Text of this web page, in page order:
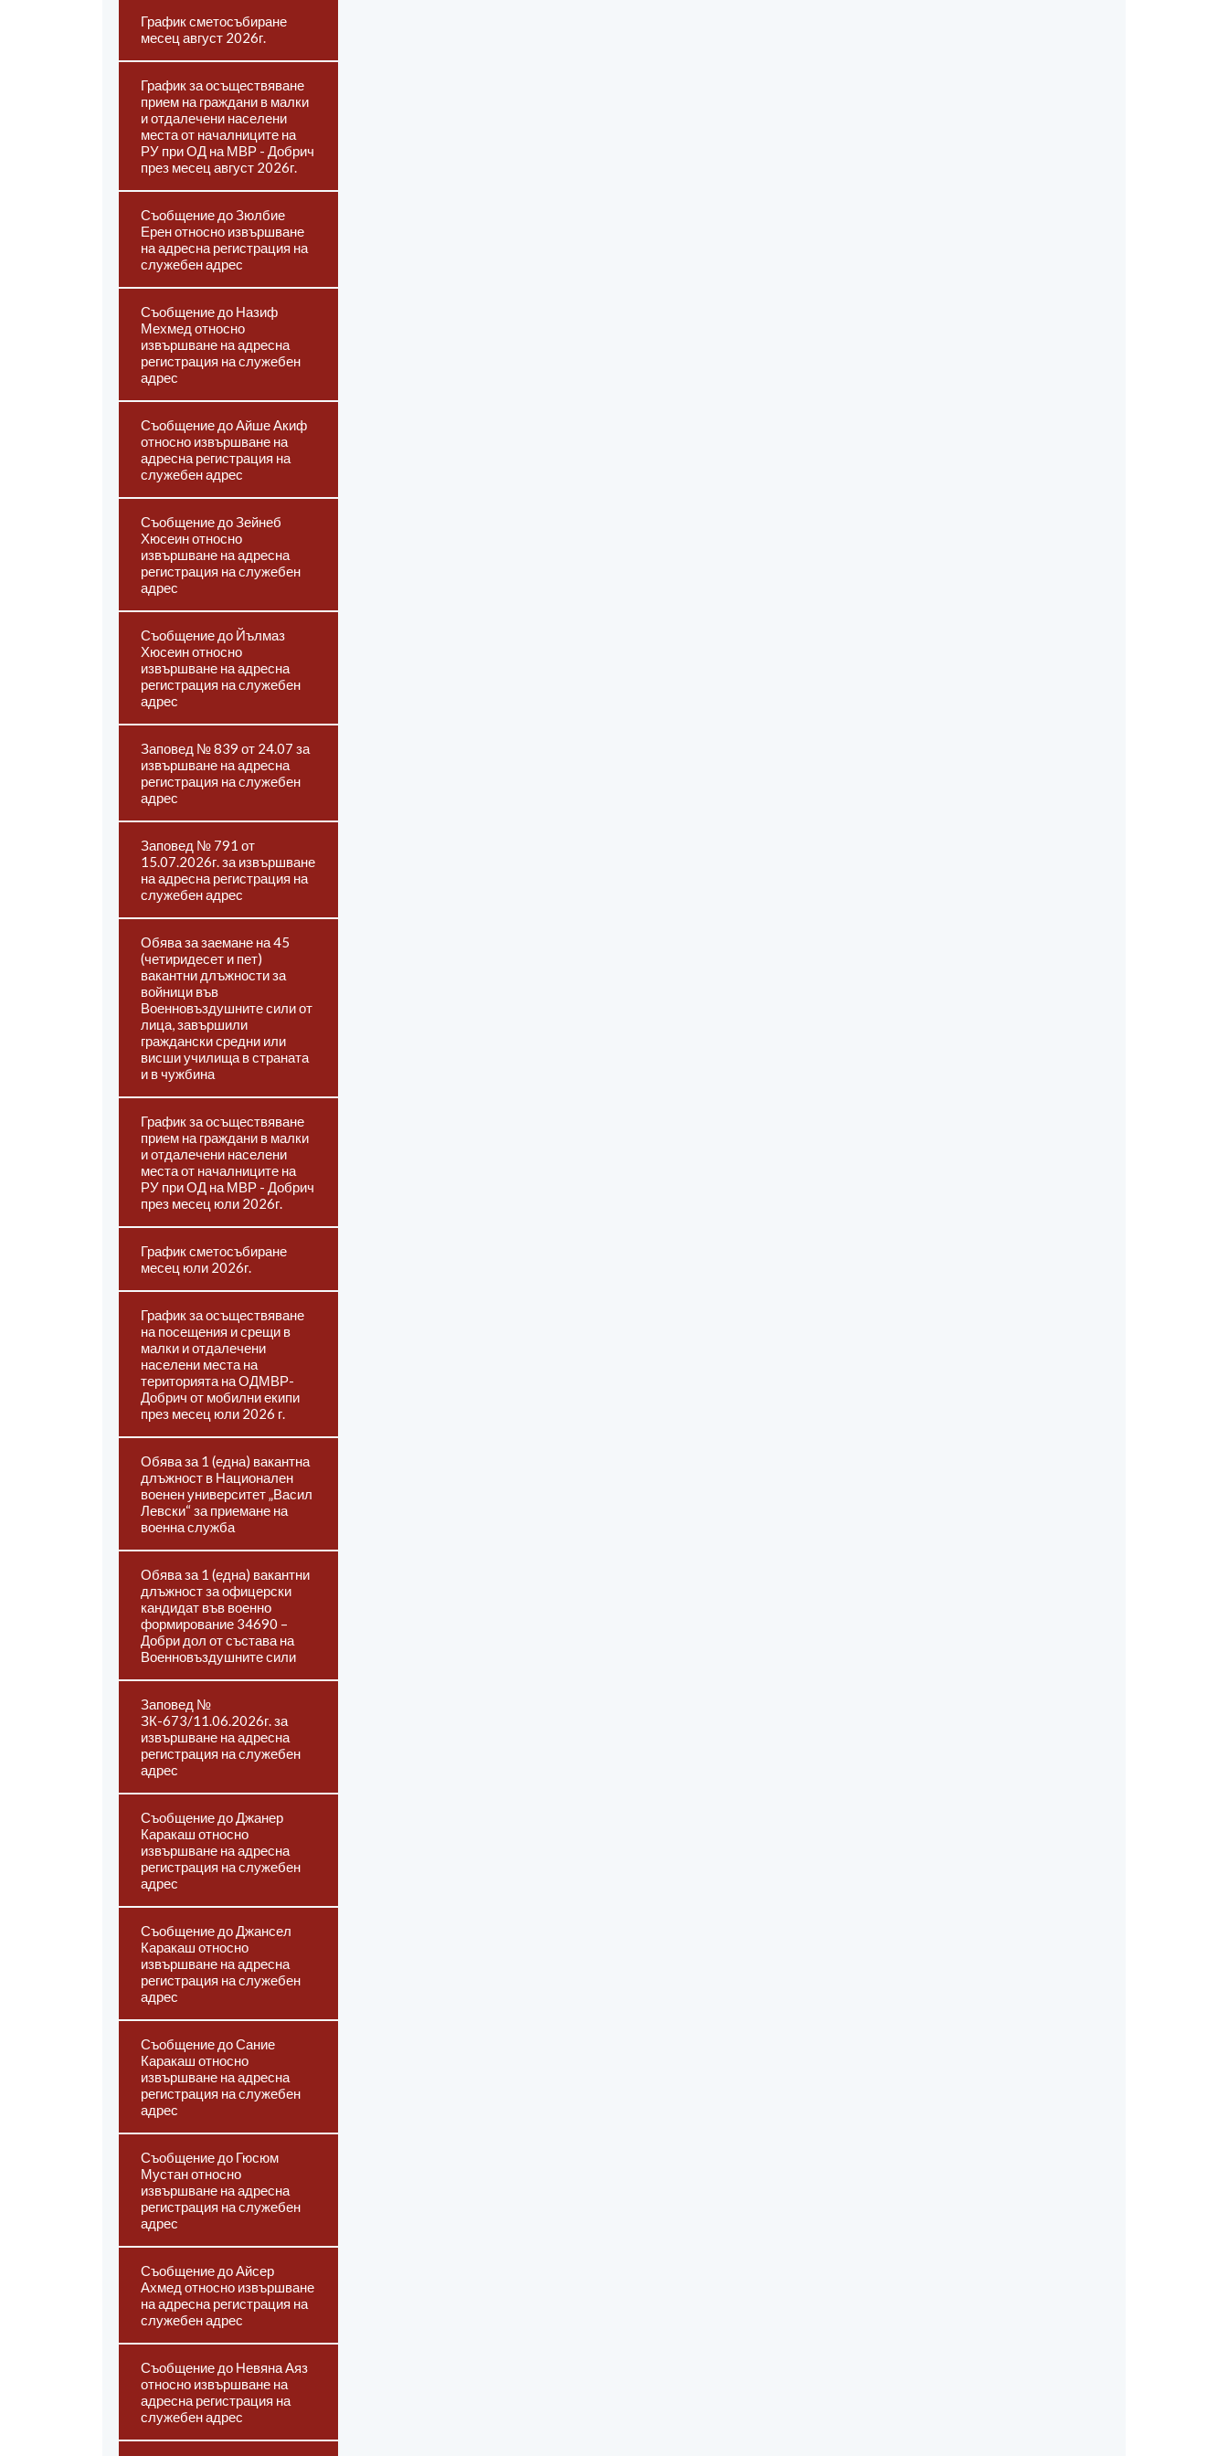
График сметосъбиране
месец август 2026г.
График за осъществяване
прием на граждани в малки
и отдалечени населени
места от началниците на
РУ при ОД на МВР - Добрич
през месец август 2026г.
Съобщение до Зюлбие
Ерен относно извършване
на адресна регистрация на
служебен адрес
Съобщение до Назиф
Мехмед относно
извършване на адресна
регистрация на служебен
адрес
Съобщение до Айше Акиф
относно извършване на
адресна регистрация на
служебен адрес
Съобщение до Зейнеб
Хюсеин относно
извършване на адресна
регистрация на служебен
адрес
Съобщение до Йълмаз
Хюсеин относно
извършване на адресна
регистрация на служебен
адрес
Заповед № 839 от 24.07 за
извършване на адресна
регистрация на служебен
адрес
Заповед № 791 от
15.07.2026г. за извършване
на адресна регистрация на
служебен адрес
Обява за заемане на 45
(четиридесет и пет)
вакантни длъжности за
войници във
Военновъздушните сили от
лица, завършили
граждански средни или
висши училища в страната
и в чужбина
График за осъществяване
прием на граждани в малки
и отдалечени населени
места от началниците на
РУ при ОД на МВР - Добрич
през месец юли 2026г.
График сметосъбиране
месец юли 2026г.
График за осъществяване
на посещения и срещи в
малки и отдалечени
населени места на
територията на ОДМВР-
Добрич от мобилни екипи
през месец юли 2026 г.
Обява за 1 (една) вакантна
длъжност в Национален
военен университет „Васил
Левски“ за приемане на
военна служба
Обява за 1 (една) вакантни
длъжност за офицерски
кандидат във военно
формирование 34690 –
Добри дол от състава на
Военновъздушните сили
Заповед №
ЗК-673/11.06.2026г. за
извършване на адресна
регистрация на служебен
адрес
Съобщение до Джанер
Каракаш относно
извършване на адресна
регистрация на служебен
адрес
Съобщение до Джансел
Каракаш относно
извършване на адресна
регистрация на служебен
адрес
Съобщение до Сание
Каракаш относно
извършване на адресна
регистрация на служебен
адрес
Съобщение до Гюсюм
Мустан относно
извършване на адресна
регистрация на служебен
адрес
Съобщение до Айсер
Ахмед относно извършване
на адресна регистрация на
служебен адрес
Съобщение до Невяна Аяз
относно извършване на
адресна регистрация на
служебен адрес